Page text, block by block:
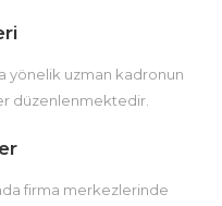
yönelik uzman kadronun
düzenlenmektedir.
firma merkezlerinde